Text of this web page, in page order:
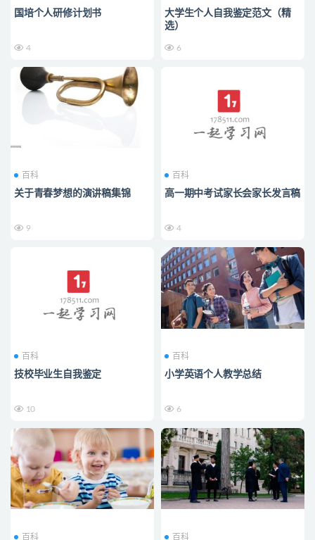
国培个人研修计划书
4
大学生个人自我鉴定范文（精
选）
6
百科
关于青春梦想的演讲稿集锦
9
百科
高一期中考试家长会家长发言稿
4
百科
技校毕业生自我鉴定
10
百科
小学英语个人教学总结
6
百科 百科